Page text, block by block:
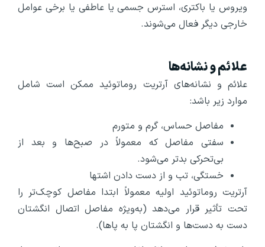
ویروس یا باکتری، استرس جسمی یا عاطفی یا برخی عوامل
خارجی دیگر فعال می‌شوند.
علائم و نشانه‌ها
علائم و نشانه‌های آرتریت روماتوئید ممکن است شامل
موارد زیر باشد:
مفاصل حساس، گرم و متورم
سفتی مفاصل که معمولاً در صبح‌ها و بعد از
بی‌تحرکی بدتر می‌شود.
خستگی، تب و از دست دادن اشتها
آرتریت روماتوئید اولیه معمولاً ابتدا مفاصل کوچک‌تر را
تحت تأثیر قرار می‌دهد (به‌ویژه مفاصل اتصال انگشتان
دست به دست‌ها و انگشتان پا به پاها).